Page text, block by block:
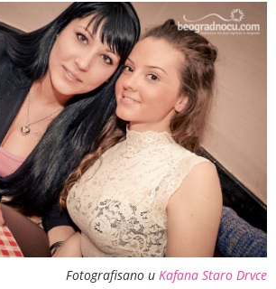
Fotografisano u Kafana Staro Drvce